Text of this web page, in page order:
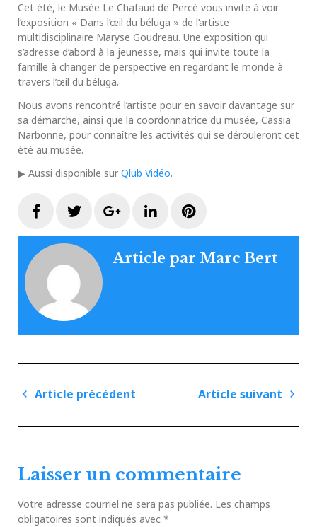
Cet été, le Musée Le Chafaud de Percé vous invite à voir
l’exposition « Dans l’œil du béluga » de l’artiste
multidisciplinaire Maryse Goudreau. Une exposition qui
s’adresse d’abord à la jeunesse, mais qui invite toute la
famille à changer de perspective en regardant le monde à
travers l’œil du béluga.
Nous avons rencontré l’artiste pour en savoir davantage sur
sa démarche, ainsi que la coordonnatrice du musée, Cassia
Narbonne, pour connaître les activités qui se dérouleront cet
été au musée.
▶ Aussi disponible sur Qlub Vidéo.
FacebookTwitterGoogle+LinkedInPinterest
Article par Marc Bert
Navigation
l'article
Article précédent
Article suivant
Laisser un commentaire
Votre adresse courriel ne sera pas publiée. Les champs
obligatoires sont indiqués avec *